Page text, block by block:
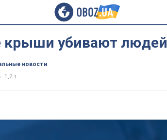
крыши убивают людей
новости
1,2 т.